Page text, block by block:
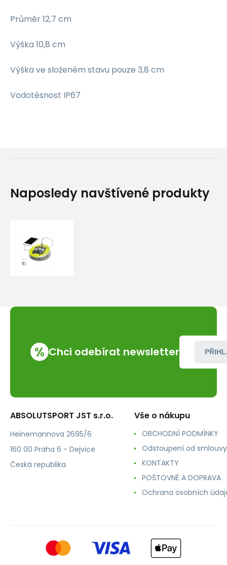
Průměr 12,7 cm
Výška 10,8 cm
Výška ve složeném stavu pouze 3,8 cm
Vodotěsnost IP67
Naposledy navštívené produkty
PRO
% Chci odebírat newsletter
ABSOLUTSPORT JST s.r.o.
Heinemannova 2695/6
160 00 Praha 6 - Dejvice
Česká republika
Vše o nákupu
OBCHODNÍ PODMÍNKY
Odstoupení od smlouvy
KONTAKTY
POŠTOVNÉ A DOPRAVA
Ochrana osobních